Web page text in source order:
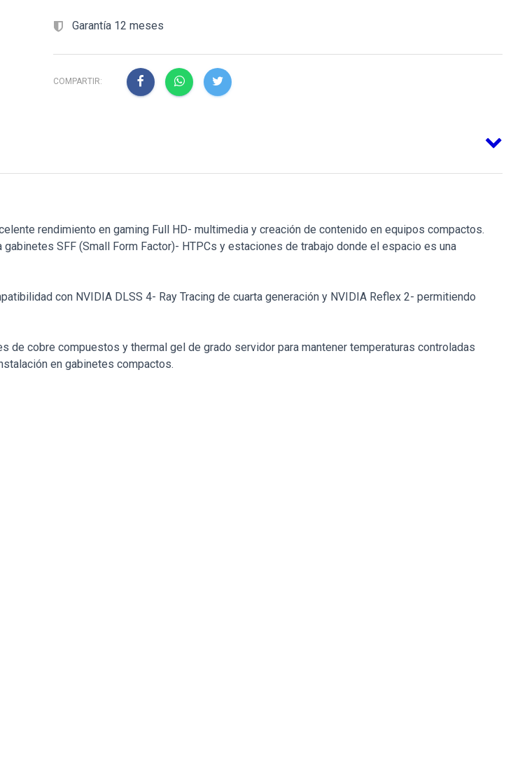
Garantía 12 meses
COMPARTIR:
rendimiento en gaming Full HD- multimedia y creación de contenido en equipos compactos.
SFF (Small Form Factor)- HTPCs y estaciones de trabajo donde el espacio es una
con NVIDIA DLSS 4- Ray Tracing de cuarta generación y NVIDIA Reflex 2- permitiendo
cobre compuestos y thermal gel de grado servidor para mantener temperaturas controladas
en gabinetes compactos.